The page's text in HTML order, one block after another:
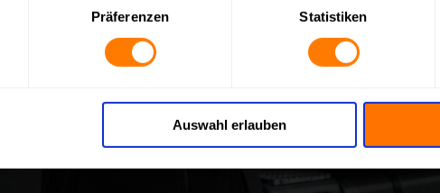
Präferenzen Statistiken
Auswahl erlauben